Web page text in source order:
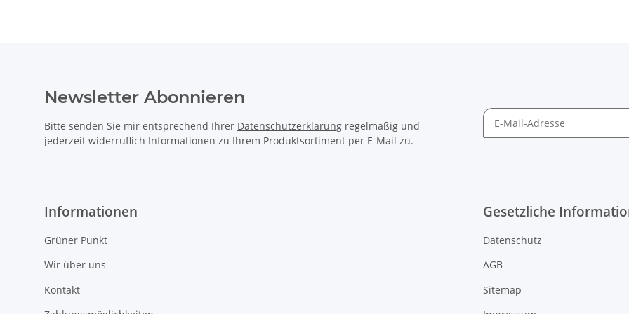
Newsletter Abonnieren
Bitte senden Sie mir entsprechend Ihrer Datenschutzerklärung regelmäßig und
jederzeit widerruflich Informationen zu Ihrem Produktsortiment per E-Mail zu.
Informationen
Grüner Punkt
Wir über uns
Kontakt
Gesetzliche
Datenschutz
AGB
Sitemap